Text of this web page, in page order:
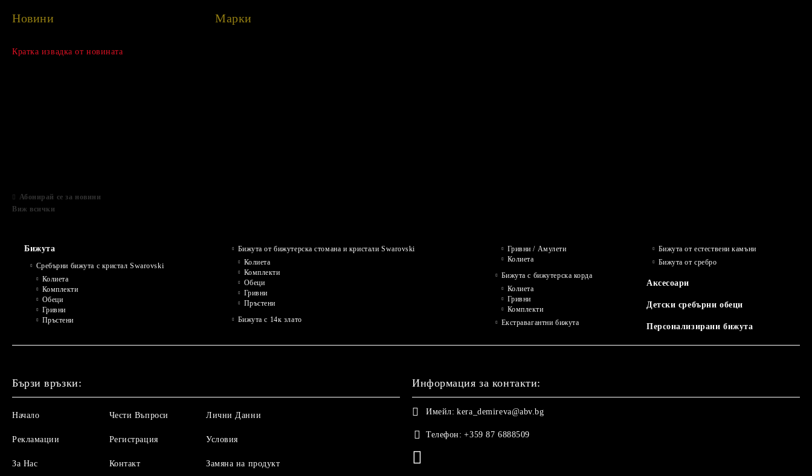
Новини
Кратка извадка от новината
Абонирай се за новини
Виж всички
Марки
Бижута
Сребърни бижута с кристал Swarovski
Колиета
Комплекти
Обеци
Гривни
Пръстени
Бижута от бижутерска стомана и кристали Swarovski
Колиета
Комплекти
Обеци
Гривни
Пръстени
Бижута с 14к злато
Гривни / Амулети
Колиета
Бижута с бижутерска корда
Колиета
Гривни
Комплекти
Екстравагантни бижута
Бижута от естествени камъни
Бижута от сребро
Аксесоари
Детски сребърни обеци
Персонализирани бижута
Бързи връзки:
Начало
Рекламации
За Нас
Чести Въпроси
Регистрация
Контакт
Лични Данни
Условия
Замяна на продукт
Информация за контакти:
Имейл: kera_demireva@abv.bg
Телефон: +359 87 6888509